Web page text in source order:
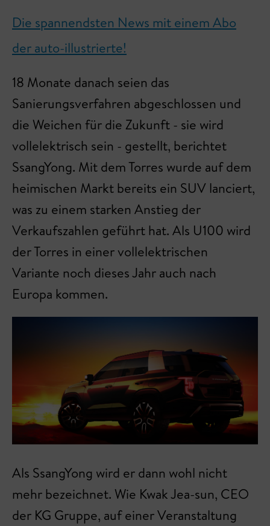
Die spannendsten News mit einem Abo
der auto-illustrierte!
18 Monate danach seien das
Sanierungsverfahren abgeschlossen und
die Weichen für die Zukunft - sie wird
vollelektrisch sein - gestellt, berichtet
SsangYong. Mit dem Torres wurde auf dem
heimischen Markt bereits ein SUV lanciert,
was zu einem starken Anstieg der
Verkaufszahlen geführt hat. Als U100 wird
der Torres in einer vollelektrischen
Variante noch dieses Jahr auch nach
Europa kommen.
Als SsangYong wird er dann wohl nicht
mehr bezeichnet. Wie Kwak Jea-sun, CEO
der KG Gruppe, auf einer Veranstaltung